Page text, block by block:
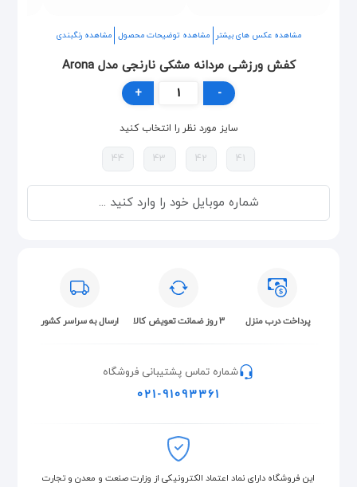
مشاهده عکس های بیشتر مشاهده توضیحات محصول مشاهده رنگبندی
کفش ورزشی مردانه مشکی نارنجی مدل Arona
-
+
سایز مورد نظر را انتخاب کنید
41
42
43
44
پرداخت درب منزل ۳ روز ضمانت تعویض کالا ارسال به سراسر کشور
شماره تماس پشتیبانی فروشگاه
021-91093361
این فروشگاه دارای نماد اعتماد الکترونیکی از وزارت صنعت و معدن و تجارت